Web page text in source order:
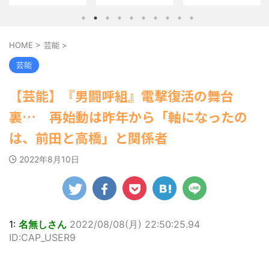
願が死ぬほど / 気になるニュースまと
めアンテナ
(8/29 00:00)
【モバマスSS】志希「苺の美味し
い食べ方。そして雪美と食べる... / 気
00:00)
【速報】スプラトゥーン公式、謝
罪 / 気になるニュースまとめアンテナ
(8/28 23:50)
Powered by livedoor 相互
海外「日本よ、お前がナンバーワ
【為替相場】為替介入により一時
1ドル157円台 しかし戻しも... / にゅー
すなう！ まとめアンテナ
(7/30
22:16)
勇気を出して白人美女にチン凸し
たアジア人短小男♂、爆笑されて... /
ンだ」 熊本地震直後の日本の対... / に
ゅーすなう！ まとめアンテナ
Powered by livedoor 相互
NMB48の本郷柚巴
が、漫画誌『ヤン
グアニマル』（白
イト『ヤングアニ
マルWeb』のグラ
ビアに初登場し
ボディを武器に、
中の本郷。 今回、
トが掲載されてお
り、ボディライン
クシーニット姿の
カットから、笑顔
キュートなビキ
「OS☆K」の南み
ゆかさんが、6月
20日発売のマンガ
ガジン」（講談
日生まれの16歳。
今年2月に同誌の表
話題になり、早く
も再登場した。
1: 名無しさん
ルミライ』（講談
社）が、週間2.5万
部を売り上げ、
「写真集」で共に2
位にランクインし
た。 【写真18枚】
せ…ほぼ'手ぶら'な
HOME > 芸能 >
芸能
【芸能】『男闘呼組』電撃復活の舞台
裏… 再始動は昨年から「軸になったの
は、前田と高橋」と関係者
2022年8月10日
1: 名無しさん 2022/08/08(月) 22:50:25.94
ID:CAP_USER9